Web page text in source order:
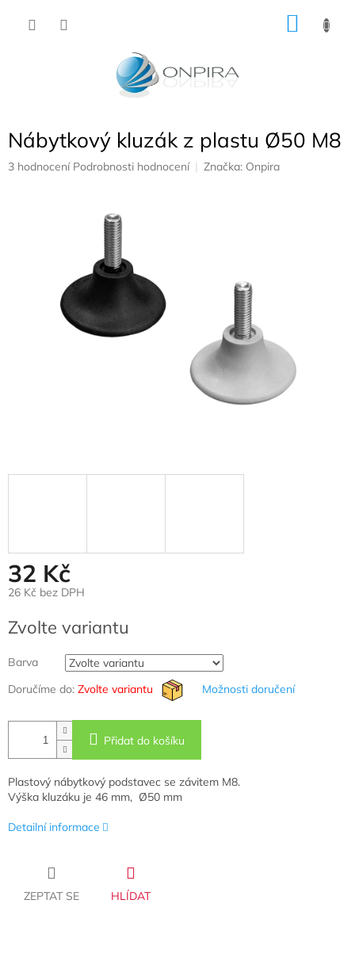
Nábytkový kluzák z plastu Ø50 M8
Průměrné
3 hodnocení Podrobnosti hodnocení Značka: Onpira
32 Kč
26 Kč bez DPH
cena:
Zvolte variantu
Barva
Doručíme do: Zvolte variantu Možnosti doručení
Přidat do košíku
Plastový nábytkový podstavec se závitem M8.
Výška kluzáku je 46 mm, Ø50 mm
Detailní informace
ZEPTAT SE HLÍDAT